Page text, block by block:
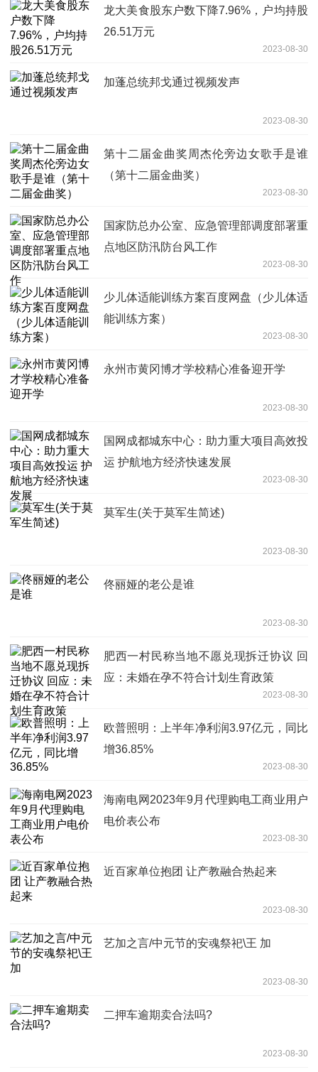
龙大美食股东户数下降7.96%，户均持股
26.51万元
2023-08-30
加蓬总统邦戈通过视频发声
2023-08-30
第十二届金曲奖周杰伦旁边女歌手是谁
（第十二届金曲奖）
2023-08-30
国家防总办公室、应急管理部调度部署重
点地区防汛防台风工作
2023-08-30
少儿体适能训练方案百度网盘（少儿体适
能训练方案）
2023-08-30
永州市黄冈博才学校精心准备迎开学
2023-08-30
国网成都城东中心：助力重大项目高效投
运 护航地方经济快速发展
2023-08-30
莫军生(关于莫军生简述)
2023-08-30
佟丽娅的老公是谁
2023-08-30
肥西一村民称当地不愿兑现拆迁协议 回
应：未婚在孕不符合计划生育政策
2023-08-30
欧普照明：上半年净利润3.97亿元，同比
增36.85%
2023-08-30
海南电网2023年9月代理购电工商业用户
电价表公布
2023-08-30
近百家单位抱团 让产教融合热起来
2023-08-30
艺加之言/中元节的安魂祭祀\王 加
2023-08-30
二押车逾期卖合法吗?
2023-08-30